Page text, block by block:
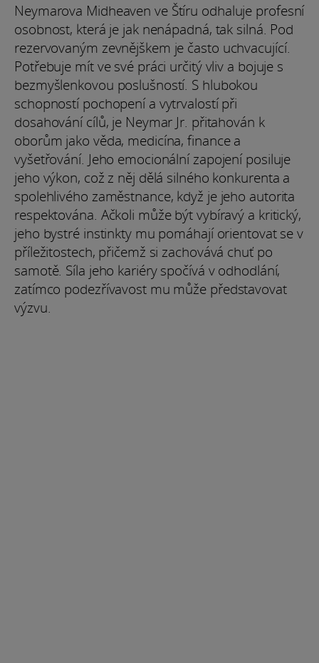
Neymarova Midheaven ve Štíru odhaluje profesní
osobnost, která je jak nenápadná, tak silná. Pod
rezervovaným zevnějškem je často uchvacující.
Potřebuje mít ve své práci určitý vliv a bojuje s
bezmyšlenkovou poslušností. S hlubokou
schopností pochopení a vytrvalostí při
dosahování cílů, je Neymar Jr. přitahován k
oborům jako věda, medicína, finance a
vyšetřování. Jeho emocionální zapojení posiluje
jeho výkon, což z něj dělá silného konkurenta a
spolehlivého zaměstnance, když je jeho autorita
respektována. Ačkoli může být vybíravý a kritický,
jeho bystré instinkty mu pomáhají orientovat se v
příležitostech, přičemž si zachovává chuť po
samotě. Síla jeho kariéry spočívá v odhodlání,
zatímco podezřívavost mu může představovat
výzvu.